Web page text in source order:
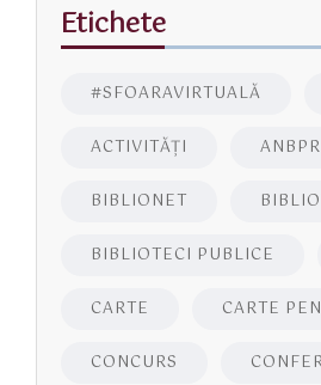
Etichete
#SFOARAVIRTUALĂ
ACTIVITĂŢI ANBPR
BIBLIONET
BIBLIOTECI PUBLICE
CARTE CARTE
CONCURS